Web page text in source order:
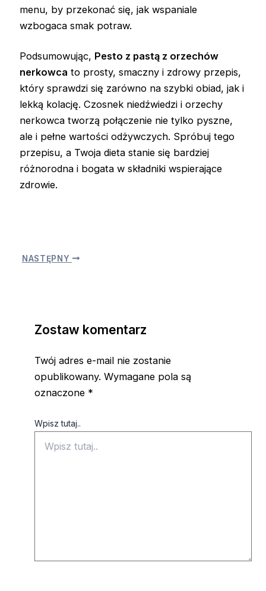
menu, by przekonać się, jak wspaniale
wzbogaca smak potraw.
Podsumowując, Pesto z pastą z orzechów
nerkowca to prosty, smaczny i zdrowy przepis,
który sprawdzi się zarówno na szybki obiad, jak i
lekką kolację. Czosnek niedźwiedzi i orzechy
nerkowca tworzą połączenie nie tylko pyszne,
ale i pełne wartości odżywczych. Spróbuj tego
przepisu, a Twoja dieta stanie się bardziej
różnorodna i bogata w składniki wspierające
zdrowie.
NASTĘPNY
Zostaw komentarz
Twój adres e-mail nie zostanie
opublikowany. Wymagane pola są
oznaczone *
Wpisz tutaj..